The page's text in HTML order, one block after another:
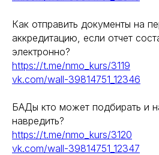
Как отправить документы на
аккредитацию, если отчет
электронно?
https://t.me/nmo_kurs/3119
vk.com/wall-39814751_12346
БАДы кто может подбирать и
навредить?
https://t.me/nmo_kurs/3120
vk.com/wall-39814751_12347
8 800 444 10 82